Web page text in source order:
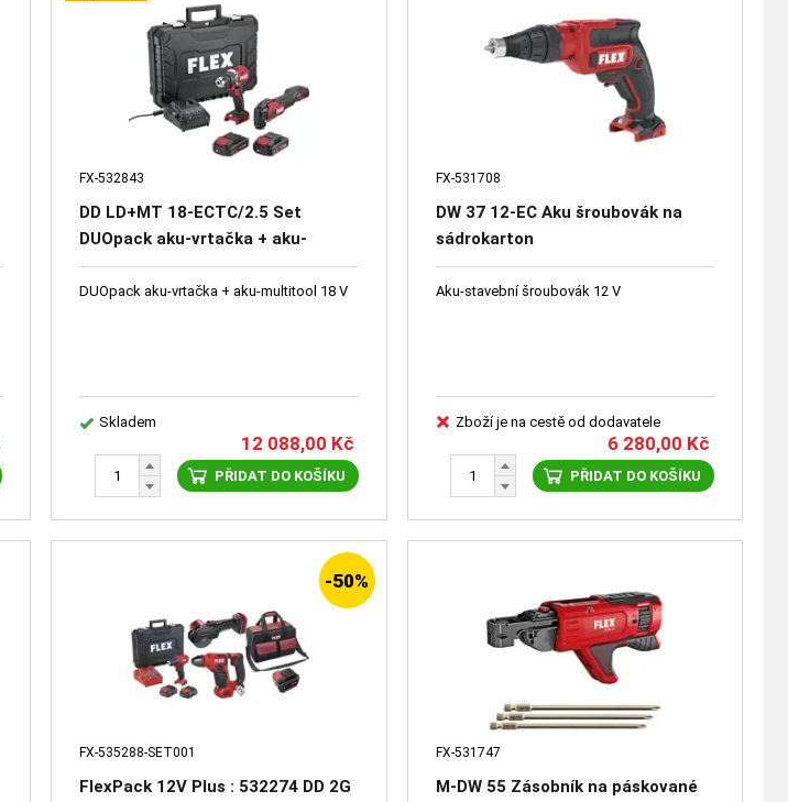
FX-532843
DD LD+MT 18-ECTC/2.5 Set
DUOpack aku-vrtačka + aku-
multitool 18 V
DUOpack aku-vrtačka + aku-multitool 18 V
Skladem
12 088,00 Kč
PŘIDAT DO KOŠÍKU
FX-531708
DW 37 12-EC Aku šroubovák na
sádrokarton
Aku-stavební šroubovák 12 V
Zboží je na cestě od dodavatele
6 280,00 Kč
PŘIDAT DO KOŠÍKU
-50%
FX-535288-SET001
FlexPack 12V Plus : 532274 DD 2G
FX-531747
M-DW 55 Zásobník na páskované